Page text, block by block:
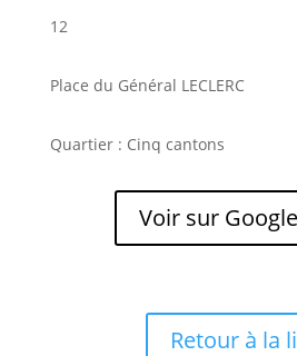
12
Place du Général LECLERC
Quartier : Cinq cantons
Voir sur
Retour à la